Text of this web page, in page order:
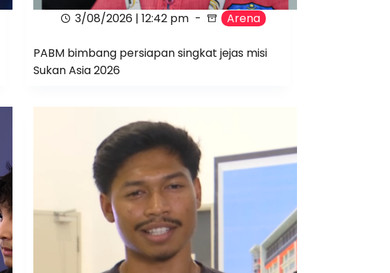
3/08/2026 | 12:42 pm Arena
PABM bimbang persiapan singkat jejas misi
Sukan Asia 2026